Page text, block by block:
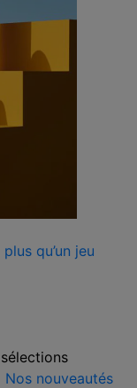
qu’un jeu
Nos nouveautés